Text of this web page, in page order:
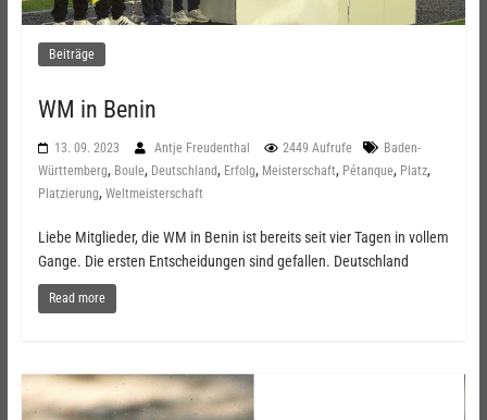
Beiträge
WM in Benin
13. 09. 2023 Antje Freudenthal 2449 Aufrufe
Baden-
Württemberg, Boule, Deutschland, Erfolg, Meisterschaft, Pétanque, Platz,
Platzierung, Weltmeisterschaft
Liebe Mitglieder, die WM in Benin ist bereits seit vier Tagen in vollem
Gange. Die ersten Entscheidungen sind gefallen. Deutschland
Read more